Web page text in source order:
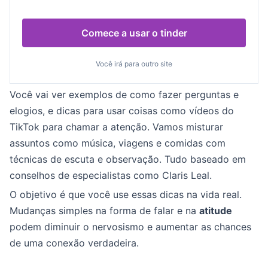
Comece a usar o tinder
Você irá para outro site
Você vai ver exemplos de como fazer perguntas e
elogios, e dicas para usar coisas como vídeos do
TikTok para chamar a atenção. Vamos misturar
assuntos como música, viagens e comidas com
técnicas de escuta e observação. Tudo baseado em
conselhos de especialistas como Claris Leal.
O objetivo é que você use essas dicas na vida real.
Mudanças simples na forma de falar e na atitude
podem diminuir o nervosismo e aumentar as chances
de uma conexão verdadeira.